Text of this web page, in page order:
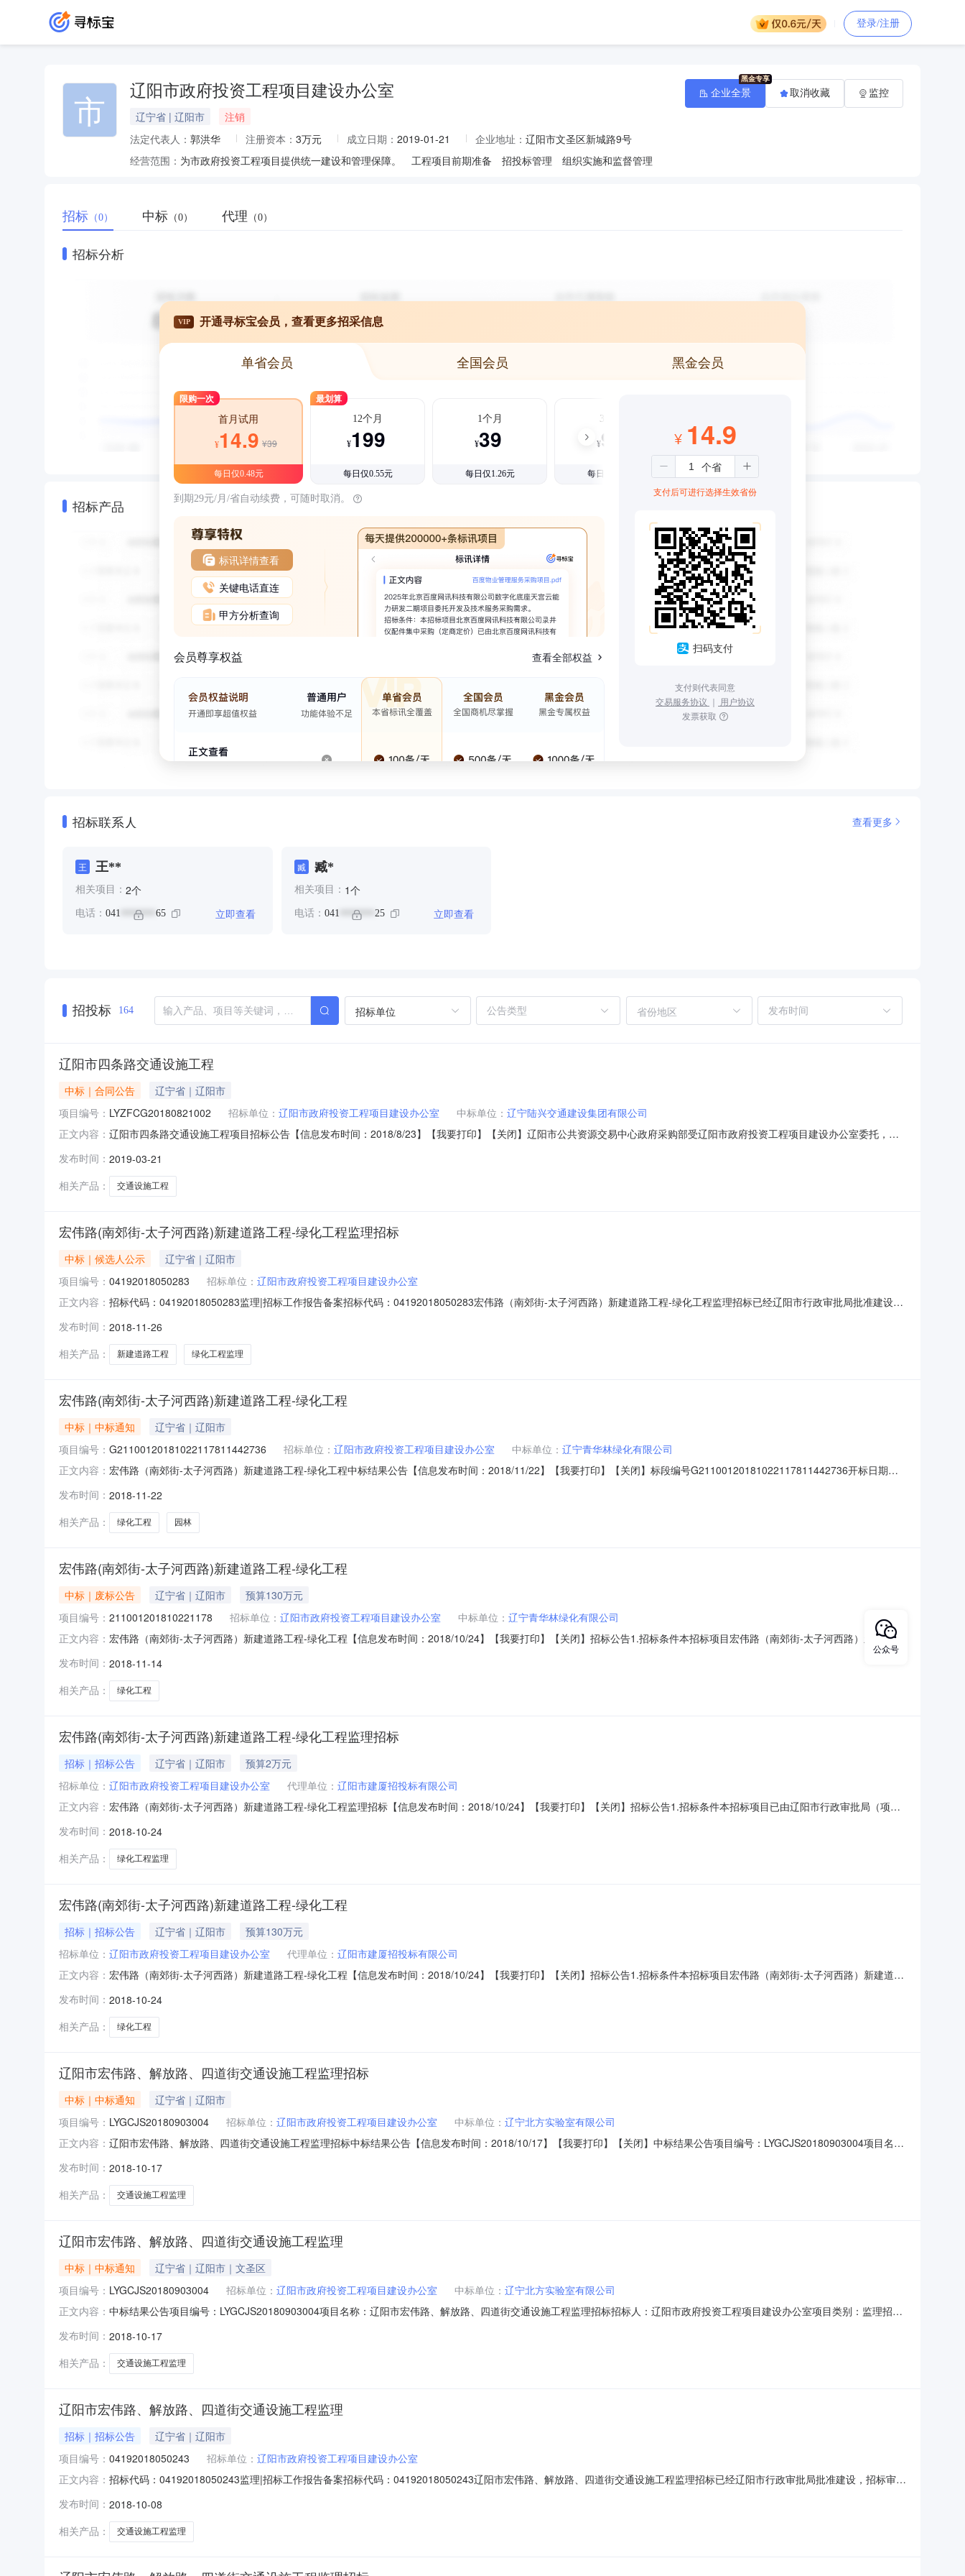
登录/注册
市 辽阳市政府投资工程项目建设办公室
辽宁省 | 辽阳市
注销
法定代表人： 郭洪华 注册资本： 3万元 成立日期： 2019-01-21 企业地址： 辽阳市文圣区新城路9号
经营范围： 为市政府投资工程项目提供统一建设和管理保障。 工程项目前期准备 招投标管理 组织实施和监督管理
企业全景 取消收藏 监控
招标 （0） 中标 （0） 代理 （0）
招标分析
招标产品
VIP 开通寻标宝会员，查看更多招采信息
单省会员 全国会员 黑金会员
限购一次
首月试用
¥14.9 ¥39
每日仅0.48元
最划算
12个月
¥199
每日仅0.55元
1个月
¥39
每日仅1.26元
3个月
¥99
每日仅1.08元
到期29元/月/省自动续费，可随时取消。
标讯详情查看
关键电话直连
甲方分析查询
会员尊享权益 查看全部权益
¥ 14.9
支付后可进行选择生效省份
扫码支付
支付则代表同意
交易服务协议 ｜ 用户协议
发票获取
招标联系人 查看更多
王 王**
相关项目： 2个
电话： 041 ******* 65 立即查看
臧 臧*
相关项目： 1个
电话： 041 ******* 25 立即查看
招投标 164 招标单位 省份地区
辽阳市四条路交通设施工程
中标｜合同公告
辽宁省｜辽阳市
项目编号： LYZFCG20180821002 招标单位： 辽阳市政府投资工程项目建设办公室 中标单位： 辽宁陆兴交通建设集团有限公司
正文内容： 辽阳市四条路交通设施工程项目招标公告【信息发布时间：2018/8/23】【我要打印】【关闭】辽阳市公共资源交易中心政府采购部受辽阳市政府投资工程项目建设办公室委托，对
采购内容1采购项目名称：辽阳市四条路交通设施工程项目2采购需求：（详见招标文件）项目预算（最高限价）：4888292元二、合格投标人的资格条件本项目将由采购人和采购执
行机构在开标后，对
发布时间： 2019-03-21
相关产品：
交通设施工程
宏伟路(南郊街-太子河西路)新建道路工程-绿化工程监理招标
中标｜候选人公示
辽宁省｜辽阳市
项目编号： 04192018050283 招标单位： 辽阳市政府投资工程项目建设办公室
正文内容： 招标代码：04192018050283监理|招标工作报告备案招标代码：04192018050283宏伟路（南郊街-太子河西路）新建道路工程-绿化工程监理招标已经辽阳市行政审批局批准建设，
天。现将本次招标工作报告如下：一、招标项目概况1、工程名称:宏伟路（南郊街-太子河西路）新建道路工程-绿化工程监理招标2、建设单位:辽阳市政府投资工程项目建设办公室
3、
发布时间： 2018-11-26
相关产品：
新建道路工程 绿化工程监理
宏伟路(南郊街-太子河西路)新建道路工程-绿化工程
中标｜中标通知
辽宁省｜辽阳市
项目编号： G21100120181022117811442736 招标单位： 辽阳市政府投资工程项目建设办公室 中标单位： 辽宁青华林绿化有限公司
正文内容： 宏伟路（南郊街-太子河西路）新建道路工程-绿化工程中标结果公告【信息发布时间：2018/11/22】【我要打印】【关闭】标段编号G21100120181022117811442736开标日期
路（南郊街-太子河西路）中标范围和内容园林绿化工程;代理机构辽阳市建厦招投标有限公司中标单位辽宁青华林绿化有限公司中标价1076333.8000元建筑面积平方米中
发布时间： 2018-11-22
相关产品：
绿化工程 园林
宏伟路(南郊街-太子河西路)新建道路工程-绿化工程
中标｜废标公告 辽宁省｜辽阳市
预算130万元
项目编号： 211001201810221178 招标单位： 辽阳市政府投资工程项目建设办公室 中标单位： 辽宁青华林绿化有限公司
正文内容： 宏伟路（南郊街-太子河西路）新建道路工程-绿化工程【信息发布时间：2018/10/24】【我要打印】【关闭】招标公告1.招标条件本招标项目宏伟路（南郊街-太子河西路）新建道路
工程-绿化工程（项目名称）已由辽阳市行政审批局（项目审批、核准或备案机关名称）以关于宏伟路（南郊街-太子河西路）新建道路工程初步设计的批复辽市行审发[2018]83号
（批文名称及编号）批准建设，招标人（项目业主）为辽阳市政府投资工程项目建设办公室，工程建设资金来自财政（资金来源），项目出资比例为100。项目已具备招标条件，现
对该项目的绿化工程（
发布时间： 2018-11-14
相关产品：
绿化工程
宏伟路(南郊街-太子河西路)新建道路工程-绿化工程监理招标
招标｜招标公告 辽宁省｜辽阳市
预算2万元
招标单位： 辽阳市政府投资工程项目建设办公室 代理单位： 辽阳市建厦招投标有限公司
正文内容： 宏伟路（南郊街-太子河西路）新建道路工程-绿化工程监理招标【信息发布时间：2018/10/24】【我要打印】【关闭】招标公告1.招标条件本招标项目已由辽阳市行政审批局（项目
辽阳市建设工程招标投标办公室办理了备案,已具备招标条件，现对该项目的工程监理进行公开招标。2.招标项目概况及范围2.1招标项目名称：宏伟路（南郊街-太子河西路）新建道
路工程-绿化工程
发布时间： 2018-10-24
相关产品：
绿化工程监理
宏伟路(南郊街-太子河西路)新建道路工程-绿化工程
招标｜招标公告 辽宁省｜辽阳市
预算130万元
招标单位： 辽阳市政府投资工程项目建设办公室 代理单位： 辽阳市建厦招投标有限公司
正文内容： 宏伟路（南郊街-太子河西路）新建道路工程-绿化工程【信息发布时间：2018/10/24】【我要打印】【关闭】招标公告1.招标条件本招标项目宏伟路（南郊街-太子河西路）新建道路
（批文名称及编号）批准建设，招标人（项目业主）为辽阳市政府投资工程项目建设办公室，工程建设资金来自财政（资金来源），项目出资比例为100。项目已具备招标条件，现
对该项目的绿化工程（
发布时间： 2018-10-24
相关产品：
绿化工程
辽阳市宏伟路、解放路、四道街交通设施工程监理招标
中标｜中标通知
辽宁省｜辽阳市
项目编号： LYGCJS20180903004 招标单位： 辽阳市政府投资工程项目建设办公室 中标单位： 辽宁北方实验室有限公司
正文内容： 辽阳市宏伟路、解放路、四道街交通设施工程监理招标中标结果公告【信息发布时间：2018/10/17】【我要打印】【关闭】中标结果公告项目编号：LYGCJS20180903004项目名
（包）名称中标单位项目经理中标价格工期（天）LYGCJS20180903004-01-01辽阳市宏伟路、解放路、四道街交通设施工程监理招标辽宁北方实验室有限公司韩晓娜73500.00
发布时间： 2018-10-17
相关产品：
交通设施工程监理
辽阳市宏伟路、解放路、四道街交通设施工程监理
中标｜中标通知
辽宁省｜辽阳市｜文圣区
项目编号： LYGCJS20180903004 招标单位： 辽阳市政府投资工程项目建设办公室 中标单位： 辽宁北方实验室有限公司
正文内容： 中标结果公告项目编号：LYGCJS20180903004项目名称：辽阳市宏伟路、解放路、四道街交通设施工程监理招标招标人：辽阳市政府投资工程项目建设办公室项目类别：监理招标
监理招标辽宁北方实验室有限公司韩晓娜73500.00元公告开始时间:2018年10月17日公告结束时间:2018年10月18日其他说明:
发布时间： 2018-10-17
相关产品：
交通设施工程监理
辽阳市宏伟路、解放路、四道街交通设施工程监理
招标｜招标公告
辽宁省｜辽阳市
项目编号： 04192018050243 招标单位： 辽阳市政府投资工程项目建设办公室
正文内容： 招标代码：04192018050243监理|招标工作报告备案招标代码：04192018050243辽阳市宏伟路、解放路、四道街交通设施工程监理招标已经辽阳市行政审批局批准建设，招标审查
次招标工作报告如下：一、招标项目概况1、工程名称:辽阳市宏伟路、解放路、四道街交通设施工程监理招标2、建设单位:辽阳市政府投资工程项目建设办公室3、建设地点:辽阳市
4、
发布时间： 2018-10-08
相关产品：
交通设施工程监理
公众号